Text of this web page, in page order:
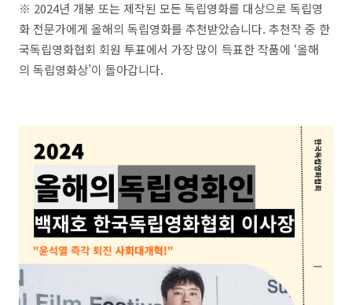
※ 2024년 개봉 또는 제작된 모든 독립영화를 대상으로 독립영
화 전문가에게 올해의 독립영화를 추천받았습니다. 추천작 중 한
국독립영화협회 회원 투표에서 가장 많이 득표한 작품에 ‘올해
의 독립영화상’이 돌아갑니다.